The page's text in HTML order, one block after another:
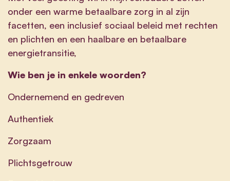
onder een warme betaalbare zorg in al zijn
facetten, een inclusief sociaal beleid met rechten
en plichten en een haalbare en betaalbare
energietransitie,
Wie ben je in enkele woorden?
Ondernemend en gedreven
Authentiek
Zorgzaam
Plichtsgetrouw